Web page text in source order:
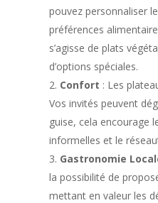
pouvez personnaliser
préférences
s’agisse de plats
d’options spéciales.
Confort : Les
Vos invités peuvent
guise, cela encourage
informelles et le
Gastronomie
la possibilité de
mettant en valeur les